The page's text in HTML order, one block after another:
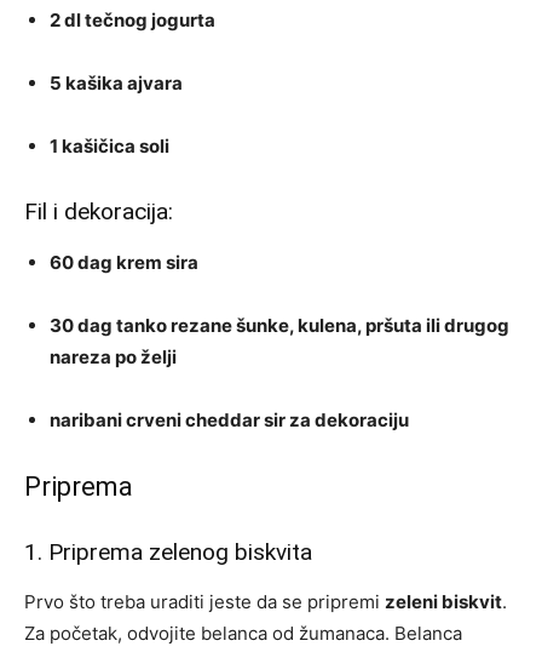
2 dl tečnog jogurta
5 kašika ajvara
1 kašičica soli
Fil i dekoracija:
60 dag krem sira
30 dag tanko rezane šunke, kulena, pršuta ili drugog
nareza po želji
naribani crveni cheddar sir za dekoraciju
Priprema
1. Priprema zelenog biskvita
Prvo što treba uraditi jeste da se pripremi zeleni biskvit.
Za početak, odvojite belanca od žumanaca. Belanca